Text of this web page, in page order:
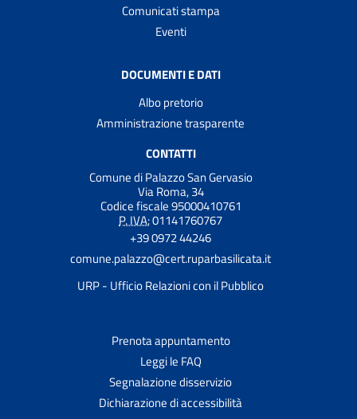
Comunicati stampa
Eventi
DOCUMENTI E DATI
Albo pretorio
Amministrazione trasparente
CONTATTI
Comune di Palazzo San Gervasio
Via Roma, 34
Codice fiscale 95000410761
P. IVA:01141760767
+39 0972 44246
comune.palazzo@cert.ruparbasilicata.it
URP - Ufficio Relazioni con il Pubblico
Prenota appuntamento
Leggi le FAQ
Segnalazione disservizio
Dichiarazione di accessibilità